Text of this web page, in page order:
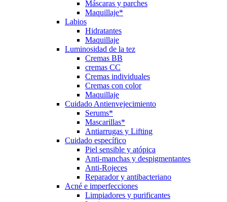
Máscaras y parches
Maquillaje*
Labios
Hidratantes
Maquillaje
Luminosidad de la tez
Cremas BB
cremas CC
Cremas individuales
Cremas con color
Maquillaje
Cuidado Antienvejecimiento
Serums*
Mascarillas*
Antiarrugas y Lifting
Cuidado específico
Piel sensible y atópica
Anti-manchas y despigmentantes
Anti-Rojeces
Reparador y antibacteriano
Acné e imperfecciones
Limpiadores y purificantes